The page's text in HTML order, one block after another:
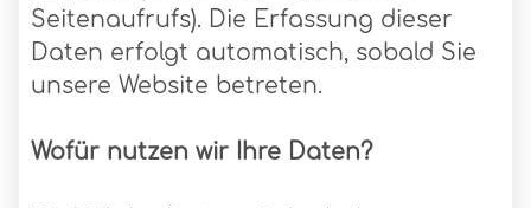
Seitenaufrufs). Die Erfassung dieser
Daten erfolgt automatisch, sobald Sie
unsere Website betreten.
Wofür nutzen wir Ihre Daten?